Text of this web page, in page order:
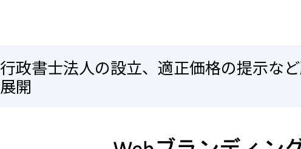
行政書士法人の設立、適正価格の提示な
展開